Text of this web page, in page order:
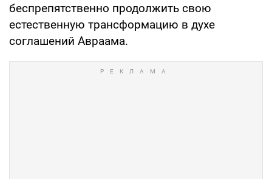
беспрепятственно продолжить свою
естественную трансформацию в духе
соглашений Авраама.